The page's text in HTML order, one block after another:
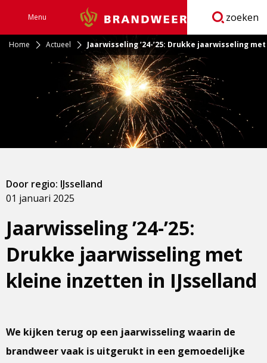
Menu Brandweer zoeken
Home Actueel Jaarwisseling ’24-’25: Drukke jaarwisseling
Jaarwisseling ’24-’25:
Drukke jaarwisseling met
kleine inzetten in IJsselland
01 januari 2025
Door regio: IJsselland
We kijken terug op een jaarwisseling waarin de
brandweer vaak is uitgerukt in een gemoedelijke